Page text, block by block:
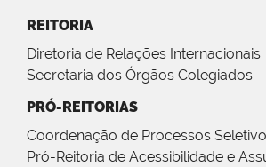
REITORIA
Diretoria de Relações Internacionais
Secretaria dos Órgãos Colegiados
PRÓ-REITORIAS
Coordenação de Processos
Pró-Reitoria de Acessibilidade e